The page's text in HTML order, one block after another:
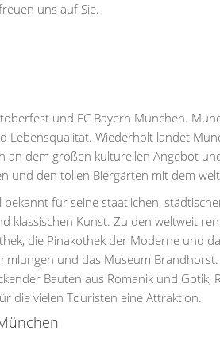
uns auf Sie.
und FC Bayern München.
Lebensqualität. Wiederholt landet
an dem großen kulturellen Angebot
und den tollen Biergärten mit dem
für seine staatlichen,
klassischen Kunst. Zu den weltweit
die Pinakothek der Moderne und
und das Museum
Bauten aus Romanik und Gotik,
die vielen Touristen eine Attraktion.